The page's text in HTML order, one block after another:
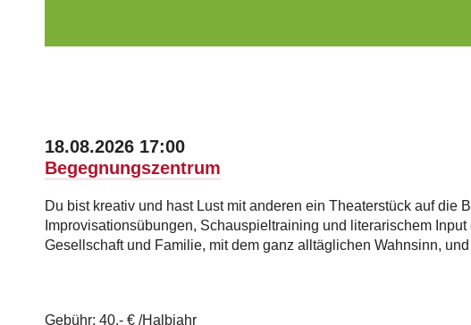
18.08.2026 17:00
Begegnungszentrum
Du bist kreativ und hast Lust mit anderen ein Theaterstück auf
Improvisationsübungen, Schauspieltraining und literarischem
Gesellschaft und Familie, mit dem ganz alltäglichen Wahnsinn,
Gebühr: 40,- € /Halbjahr